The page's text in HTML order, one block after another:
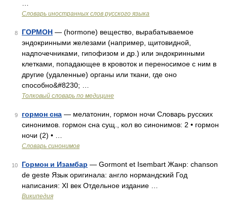
Словарь иностранных слов русского языка
8 ГОРМОН — (hormone) вещество, вырабатываемое
эндокринными железами (например, щитовидной,
надпочечниками, гипофизом и др.) или эндокринными
клетками, попадающее в кровоток и переносимое с ним в
другие (удаленные) органы или ткани, где оно
способно&#8230; …
Толковый словарь по медицине
9 гормон сна — мелатонин, гормон ночи Словарь русских
синонимов. гормон сна сущ., кол во синонимов: 2 • гормон
ночи (2) • …
Словарь синонимов
10 Гормон и Изамбар — Gormont et Isembart Жанр: chanson
de geste Язык оригинала: англо нормандский Год
написания: XI век Отдельное издание …
Википедия